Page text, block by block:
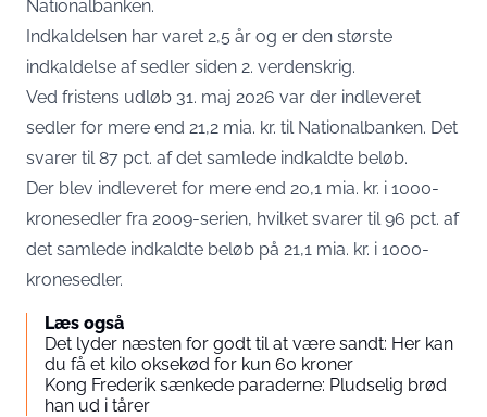
Nationalbanken.
Indkaldelsen har varet 2,5 år og er den største
indkaldelse af sedler siden 2. verdenskrig.
Ved fristens udløb 31. maj 2026 var der indleveret
sedler for mere end 21,2 mia. kr. til Nationalbanken. Det
svarer til 87 pct. af det samlede indkaldte beløb.
Der blev indleveret for mere end 20,1 mia. kr. i 1000-
kronesedler fra 2009-serien, hvilket svarer til 96 pct. af
det samlede indkaldte beløb på 21,1 mia. kr. i 1000-
kronesedler.
Læs også
Det lyder næsten for godt til at være sandt: Her kan
du få et kilo oksekød for kun 60 kroner
Kong Frederik sænkede paraderne: Pludselig brød
han ud i tårer